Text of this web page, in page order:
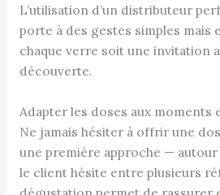
L’utilisation d’un distributeur
porte à des gestes simples mais
chaque verre soit une invitation
découverte.
Adapter les doses aux moments
Ne jamais hésiter à offrir une
une première approche — autour
le client hésite entre plusieurs